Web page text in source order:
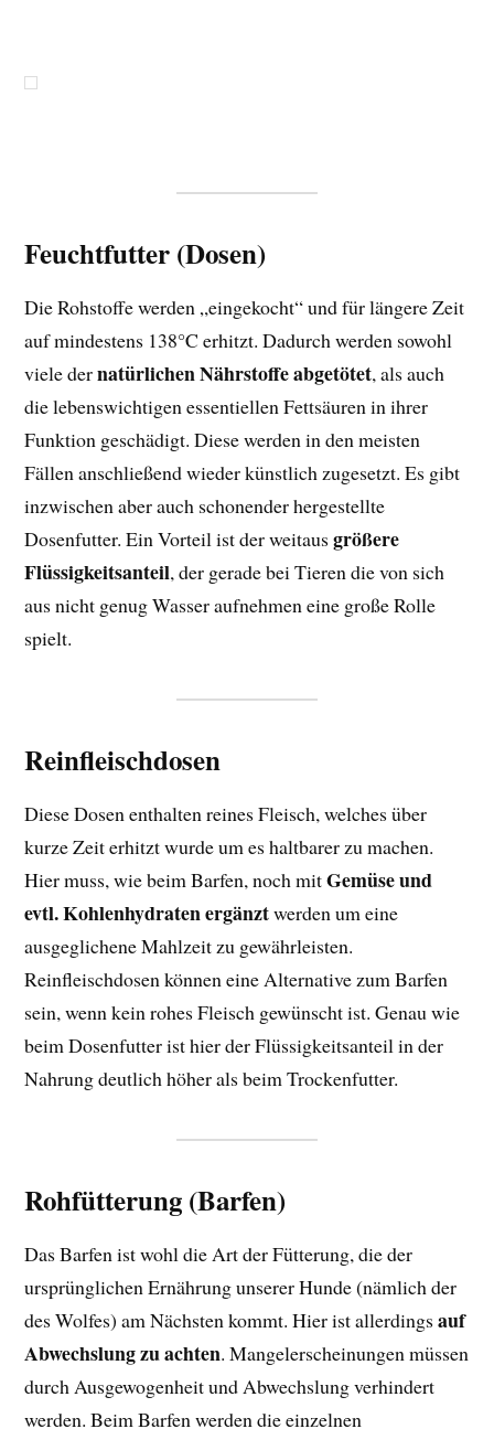
Feuchtfutter (Dosen)
Die Rohstoffe werden „eingekocht“ und für längere Zeit
auf mindestens 138°C erhitzt. Dadurch werden sowohl
viele dernatürlichen Nährstoffe abgetötet, als auch
die lebenswichtigen essentiellen Fettsäuren in ihrer
Funktion geschädigt. Diese werden in den meisten
Fällen anschließend wieder künstlich zugesetzt. Es gibt
inzwischen aber auch schonender hergestellte
Dosenfutter. Ein Vorteil ist der weitausgrößere
Flüssigkeitsanteil, der gerade bei Tieren die von sich
aus nicht genug Wasser aufnehmen eine große Rolle
spielt.
Reinfleischdosen
Diese Dosen enthalten reines Fleisch, welches über
kurze Zeit erhitzt wurde um es haltbarer zu machen.
Hier muss, wie beim Barfen, noch mitGemüse und
evtl. Kohlenhydraten ergänztwerden um eine
ausgeglichene Mahlzeit zu gewährleisten.
Reinfleischdosen können eine Alternative zum Barfen
sein, wenn kein rohes Fleisch gewünscht ist. Genau wie
beim Dosenfutter ist hier der Flüssigkeitsanteil in der
Nahrung deutlich höher als beim Trockenfutter.
Rohfütterung (Barfen)
Das Barfen ist wohl die Art der Fütterung, die der
ursprünglichen Ernährung unserer Hunde (nämlich der
des Wolfes) am Nächsten kommt. Hier ist allerdingsauf
Abwechslung zu achten. Mangelerscheinungen müssen
durch Ausgewogenheit und Abwechslung verhindert
werden. Beim Barfen werden die einzelnen